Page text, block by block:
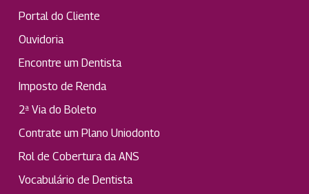
Portal do Cliente
Ouvidoria
Encontre um Dentista
Imposto de Renda
2ª Via do Boleto
Contrate um Plano Uniodonto
Rol de Cobertura da ANS
Vocabulário de Dentista